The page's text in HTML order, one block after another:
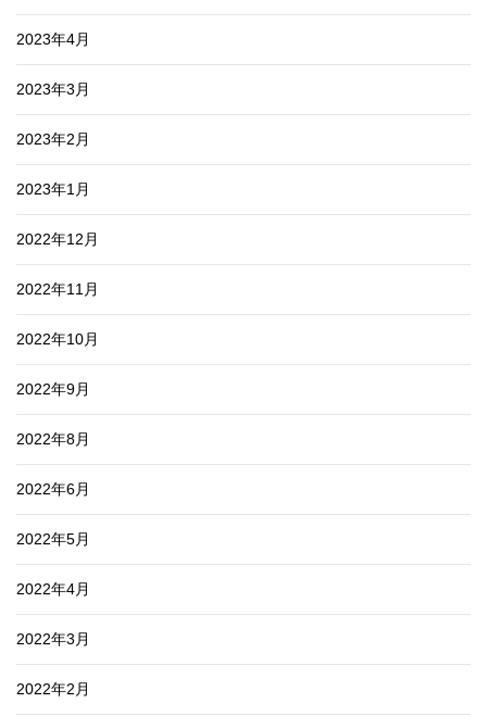
2023年4月
2023年3月
2023年2月
2023年1月
2022年12月
2022年11月
2022年10月
2022年9月
2022年8月
2022年6月
2022年5月
2022年4月
2022年3月
2022年2月